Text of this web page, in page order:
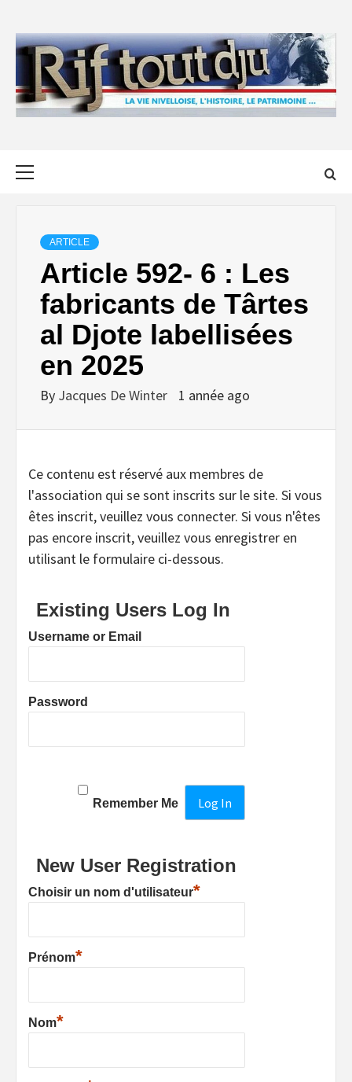
content
ARTICLE
Article 592- 6 : Les
fabricants de Târtes
al Djote labellisées
en 2025
By Jacques De Winter 1 année ago
Ce contenu est réservé aux membres de
l'association qui se sont inscrits sur le site. Si vous
êtes inscrit, veuillez vous connecter. Si vous n'êtes
pas encore inscrit, veuillez vous enregistrer en
utilisant le formulaire ci-dessous.
Existing Users Log In
Username or Email
Password
Remember Me
New User Registration
Choisir un nom d'utilisateur*
Prénom*
Nom*